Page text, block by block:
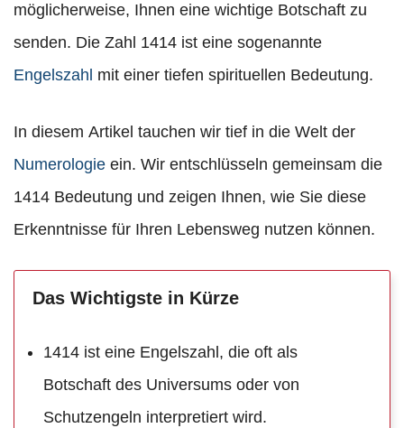
möglicherweise, Ihnen eine wichtige Botschaft zu
senden. Die Zahl 1414 ist eine sogenannte
Engelszahl mit einer tiefen spirituellen Bedeutung.
In diesem Artikel tauchen wir tief in die Welt der
Numerologie ein. Wir entschlüsseln gemeinsam die
1414 Bedeutung und zeigen Ihnen, wie Sie diese
Erkenntnisse für Ihren Lebensweg nutzen können.
Das Wichtigste in Kürze
1414 ist eine Engelszahl, die oft als
Botschaft des Universums oder von
Schutzengeln interpretiert wird.